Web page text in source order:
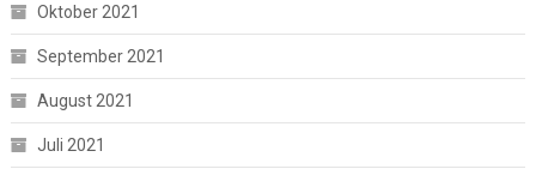
Oktober 2021
September 2021
August 2021
Juli 2021